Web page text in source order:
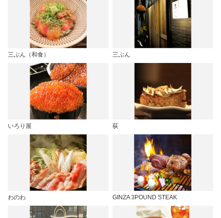
三ぶん（和食） 三ぶん
いろり屋 荻
わのわ GINZA 3POUND STEAK